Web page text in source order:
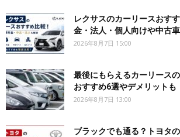
レクサスのカーリースおす
金・法人・個人向けや中古
2026年8月7日 15:00
最後にもらえるカーリース
おすすめ6選やデメリットも
2026年8月7日 13:00
ブラックでも通る？トヨタ